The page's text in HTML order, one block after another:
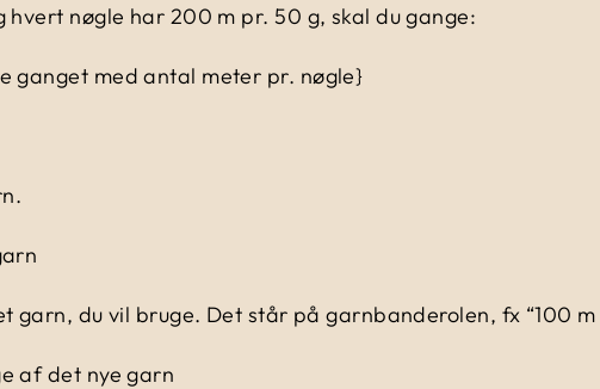
nøgle har 200 m pr. 50 g, skal du gange:
ganget med antal meter pr. nøgle}
garn, du vil bruge. Det står på garnbanderolen, fx “100 m
af det nye garn